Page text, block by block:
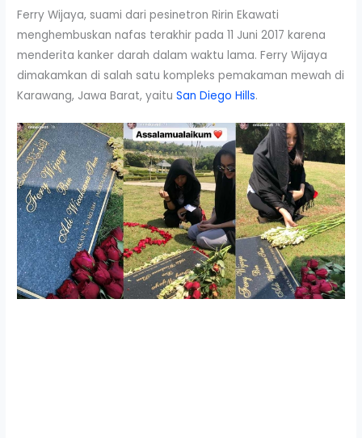
Ferry Wijaya, suami dari pesinetron Ririn Ekawati
menghembuskan nafas terakhir pada 11 Juni 2017 karena
menderita kanker darah dalam waktu lama. Ferry Wijaya
dimakamkan di salah satu kompleks pemakaman mewah di
Karawang, Jawa Barat, yaituSan Diego Hills.